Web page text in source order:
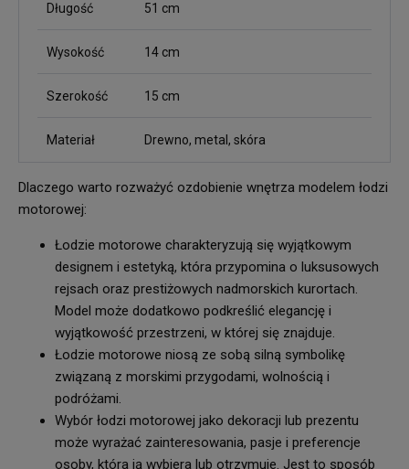
Długość 51 cm
Wysokość 14 cm
Szerokość 15 cm
Materiał Drewno, metal, skóra
Dlaczego warto rozważyć ozdobienie wnętrza modelem łodzi
motorowej:
Łodzie motorowe charakteryzują się wyjątkowym
designem i estetyką, która przypomina o luksusowych
rejsach oraz prestiżowych nadmorskich kurortach.
Model może dodatkowo podkreślić elegancję i
wyjątkowość przestrzeni, w której się znajduje.
Łodzie motorowe niosą ze sobą silną symbolikę
związaną z morskimi przygodami, wolnością i
podróżami.
Wybór łodzi motorowej jako dekoracji lub prezentu
może wyrażać zainteresowania, pasje i preferencje
osoby, która ją wybiera lub otrzymuje. Jest to sposób